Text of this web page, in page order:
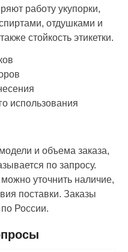
работу укупорки,
отдушками и
стойкость этикетки.
использования
и объема заказа,
по запросу.
уточнить наличие,
поставки. Заказы
России.